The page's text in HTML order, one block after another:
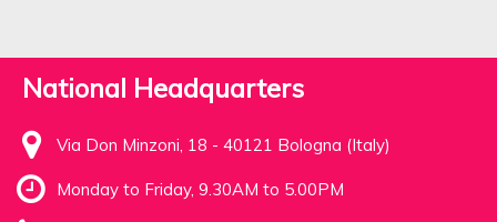
National Headquarters
Via Don Minzoni, 18 - 40121 Bologna (Italy)
Monday to Friday, 9.30AM to 5.00PM